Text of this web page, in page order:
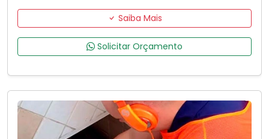
Saiba Mais
Solicitar Orçamento